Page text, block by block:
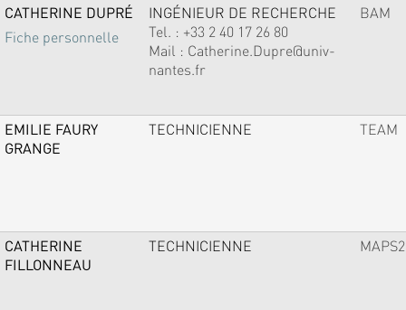
CATHERINE DUPRÉ
Fiche personnelle
INGÉNIEUR DE RECHERCHE
Tel. : +33 2 40 17 26 80
Mail : Catherine.Dupre@univ-
nantes.fr
BAM
EMILIE FAURY
GRANGE
TECHNICIENNE TEAM
CATHERINE
FILLONNEAU
TECHNICIENNE MAPS2